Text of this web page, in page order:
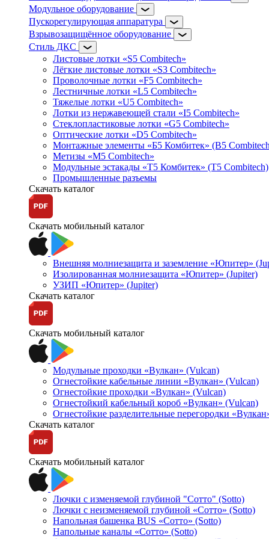
Модульное оборудование
Пускорегулирующая аппаратура
Взрывозащищённое оборудование
Стиль ДКС
Листовые лотки «S5 Combitech»
Лёгкие листовые лотки «S3 Combitech»
Проволочные лотки «F5 Combitech»
Лестничные лотки «L5 Combitech»
Тяжелые лотки «U5 Combitech»
Лотки из нержавеющей стали «I5 Combitech»
Стеклопластиковые лотки «G5 Combitech»
Оптические лотки «D5 Combitech»
Монтажные элементы «Б5 Комбитек» (B5
Метизы «M5 Combitech»
Модульные эстакады «Т5 Комбитек» (T5 Combitech)
Промышленные разъемы
Скачать каталог
Скачать мобильный каталог
Внешняя молниезащита и заземление «Юпитер»
Изолированная молниезащита «Юпитер» (Jupiter)
УЗИП «Юпитер» (Jupiter)
Скачать каталог
Скачать мобильный каталог
Модульные проходки «Вулкан» (Vulcan)
Огнестойкие кабельные линии «Вулкан» (Vulcan)
Огнестойкие проходки «Вулкан» (Vulcan)
Огнестойкий кабельный короб «Вулкан» (Vulcan)
Огнестойкие разделительные перегородки
Скачать каталог
Скачать мобильный каталог
Лючки с изменяемой глубиной "Сотто" (Sotto)
Лючки с неизменяемой глубиной «Сотто» (Sotto)
Напольная башенка BUS «Сотто» (Sotto)
Напольные каналы «Сотто» (Sotto)